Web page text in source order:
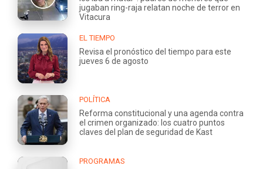
jugaban ring-raja relatan noche de terror en
Vitacura
EL TIEMPO
Revisa el pronóstico del tiempo para este
jueves 6 de agosto
POLÍTICA
Reforma constitucional y una agenda contra
el crimen organizado: los cuatro puntos
claves del plan de seguridad de Kast
PROGRAMAS